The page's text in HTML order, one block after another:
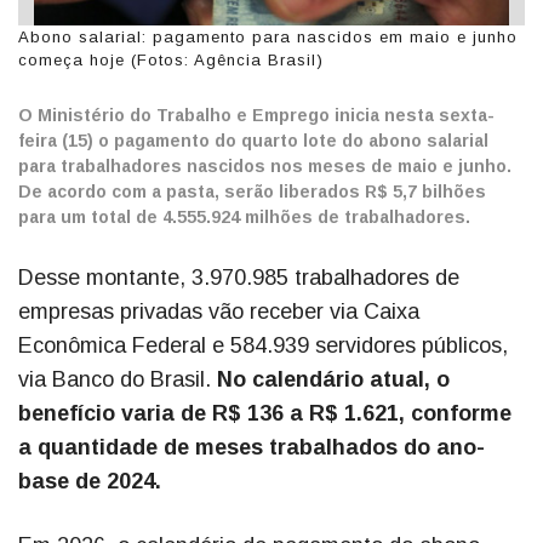
Abono salarial: pagamento para nascidos em maio e junho
começa hoje (Fotos: Agência Brasil)
O Ministério do Trabalho e Emprego inicia nesta sexta-
feira (15) o pagamento do quarto lote do abono salarial
para trabalhadores nascidos nos meses de maio e junho.
De acordo com a pasta, serão liberados R$ 5,7 bilhões
para um total de 4.555.924 milhões de trabalhadores.
Desse montante, 3.970.985 trabalhadores de
empresas privadas vão receber via Caixa
Econômica Federal e 584.939 servidores públicos,
via Banco do Brasil. No calendário atual, o
benefício varia de R$ 136 a R$ 1.621, conforme
a quantidade de meses trabalhados do ano-
base de 2024.